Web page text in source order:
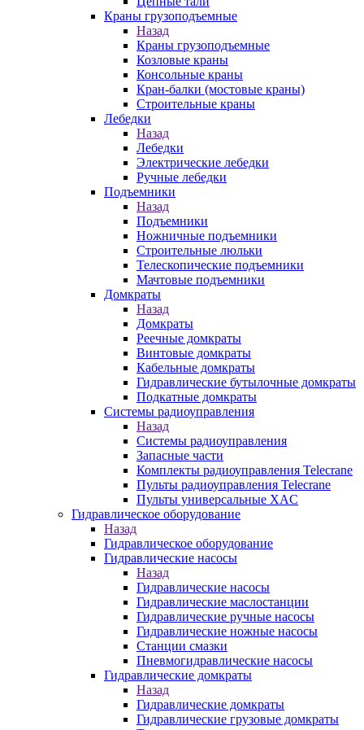
Краны грузоподъемные
Назад
Краны грузоподъемные
Козловые краны
Консольные краны
Кран-балки (мостовые краны)
Строительные краны
Лебедки
Назад
Лебедки
Электрические лебедки
Ручные лебедки
Подъемники
Назад
Подъемники
Ножничные подъемники
Строительные люльки
Телескопические подъемники
Мачтовые подъемники
Домкраты
Назад
Домкраты
Реечные домкраты
Винтовые домкраты
Кабельные домкраты
Гидравлические бутылочные домкраты
Подкатные домкраты
Системы радиоуправления
Назад
Системы радиоуправления
Запасные части
Комплекты радиоуправления Telecrane
Пульты радиоуправления Telecrane
Пульты универсальные XAC
Гидравлическое оборудование
Назад
Гидравлическое оборудование
Гидравлические насосы
Назад
Гидравлические насосы
Гидравлические маслостанции
Гидравлические ручные насосы
Гидравлические ножные насосы
Станции смазки
Пневмогидравлические насосы
Гидравлические домкраты
Назад
Гидравлические домкраты
Гидравлические грузовые домкраты